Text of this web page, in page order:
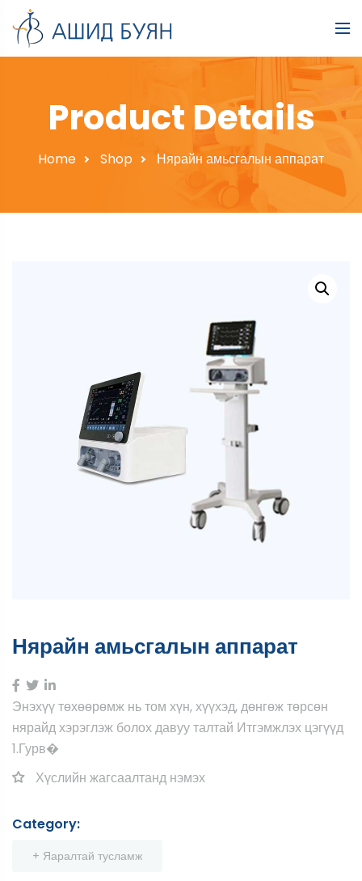
Product Details
Home Shop Нярайн амьсгалын аппарат
Нярайн амьсгалын аппарат
Энэхүү төхөөрөмж нь том хүн, хүүхэд, дөнгөж төрсөн
нярайд хэрэглэж болох давуу талтай Итгэмжлэх цэгүүд
1.Гурв�
Хүслийн жагсаалтанд нэмэх
Category:
+ Яаралтай тусламж